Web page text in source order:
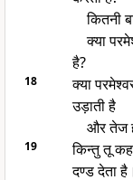
कितनी
क्या
है?
18
क्या
उड़ाती है
और तेज
19
किन्तु तू
दण्ड देता